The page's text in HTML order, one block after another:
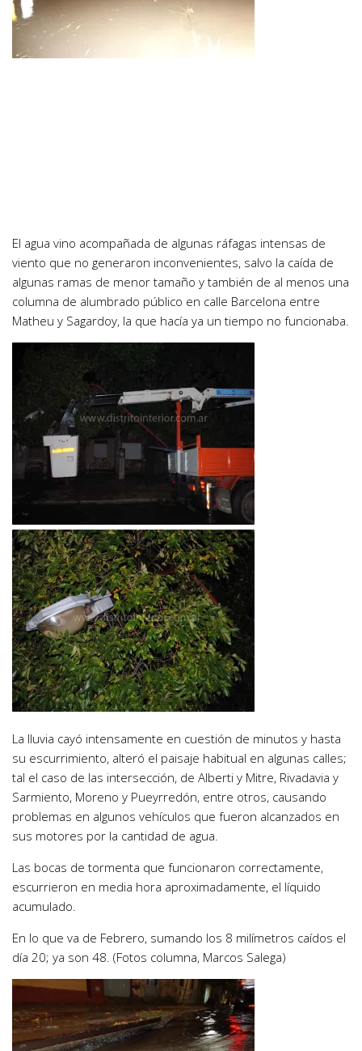
El agua vino acompañada de algunas ráfagas intensas de
viento que no generaron inconvenientes, salvo la caída de
algunas ramas de menor tamaño y también de al menos una
columna de alumbrado público en calle Barcelona entre
Matheu y Sagardoy, la que hacía ya un tiempo no funcionaba.
La lluvia cayó intensamente en cuestión de minutos y hasta
su escurrimiento, alteró el paisaje habitual en algunas calles;
tal el caso de las intersección, de Alberti y Mitre, Rivadavia y
Sarmiento, Moreno y Pueyrredón, entre otros, causando
problemas en algunos vehículos que fueron alcanzados en
sus motores por la cantidad de agua.
Las bocas de tormenta que funcionaron correctamente,
escurrieron en media hora aproximadamente, el líquido
acumulado.
En lo que va de Febrero, sumando los 8 milímetros caídos el
día 20; ya son 48. (Fotos columna, Marcos Salega)